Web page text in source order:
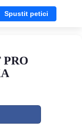
Spustit petici
PRO